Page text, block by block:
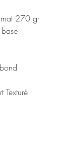
270 gr
Texturé